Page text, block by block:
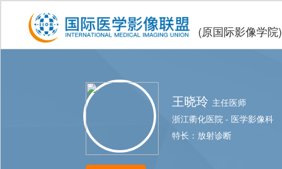
(原国际影像学院)
王晓玲 主任医师
浙江衢化医院- 医学影像科
特长： 放射诊断